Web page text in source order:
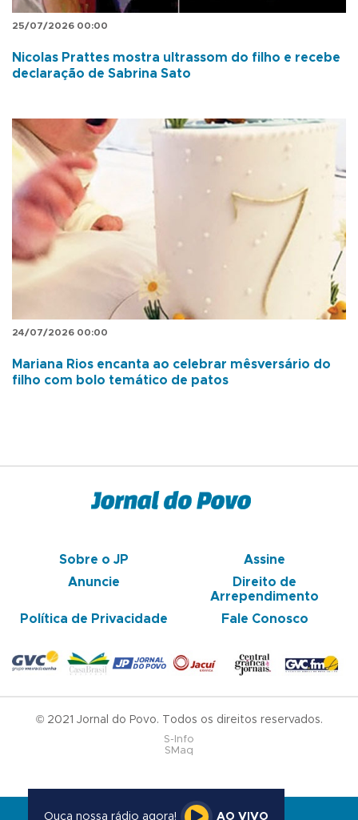
25/07/2026 00:00
Nicolas Prattes mostra ultrassom do filho e recebe
declaração de Sabrina Sato
24/07/2026 00:00
Mariana Rios encanta ao celebrar mêsversário do
filho com bolo temático de patos
Sobre o JP
Assine
Anuncie
Direito de
Arrependimento
Política de Privacidade
Fale Conosco
© 2021 Jornal do Povo. Todos os direitos reservados.
S-Info
SMaq
Ouça nossa rádio agora! AO VIVO